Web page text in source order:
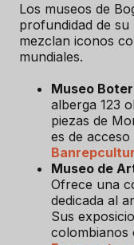
Los museos de
profundidad de
mezclan iconos
mundiales.
Museo
alberga 123
piezas de
es de
Museo de
Ofrece una
dedicada al
Sus
colombianos